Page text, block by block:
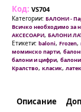
лилави
(Lavander)
-
26
см
в
пакети
от
10
100
Код: VS704
Категории: БАЛОНИ -
Всичко необходимо за
АКСЕСОАРИ, БАЛОНИ
Етикети: baloni, Frozen,
моминско парти,
балони и цифри,
Кралство, класик,
Описание